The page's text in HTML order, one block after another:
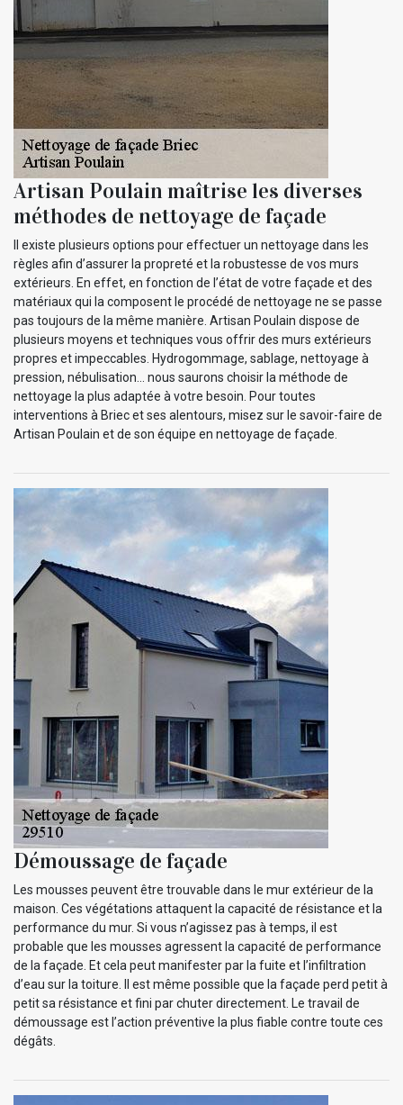
Artisan Poulain maîtrise les diverses
méthodes de nettoyage de façade
Il existe plusieurs options pour effectuer un nettoyage dans les
règles afin d’assurer la propreté et la robustesse de vos murs
extérieurs. En effet, en fonction de l’état de votre façade et des
matériaux qui la composent le procédé de nettoyage ne se passe
pas toujours de la même manière. Artisan Poulain dispose de
plusieurs moyens et techniques vous offrir des murs extérieurs
propres et impeccables. Hydrogommage, sablage, nettoyage à
pression, nébulisation… nous saurons choisir la méthode de
nettoyage la plus adaptée à votre besoin. Pour toutes
interventions à Briec et ses alentours, misez sur le savoir-faire de
Artisan Poulain et de son équipe en nettoyage de façade.
Démoussage de façade
Les mousses peuvent être trouvable dans le mur extérieur de la
maison. Ces végétations attaquent la capacité de résistance et la
performance du mur. Si vous n’agissez pas à temps, il est
probable que les mousses agressent la capacité de performance
de la façade. Et cela peut manifester par la fuite et l’infiltration
d’eau sur la toiture. Il est même possible que la façade perd petit à
petit sa résistance et fini par chuter directement. Le travail de
démoussage est l’action préventive la plus fiable contre toute ces
dégâts.